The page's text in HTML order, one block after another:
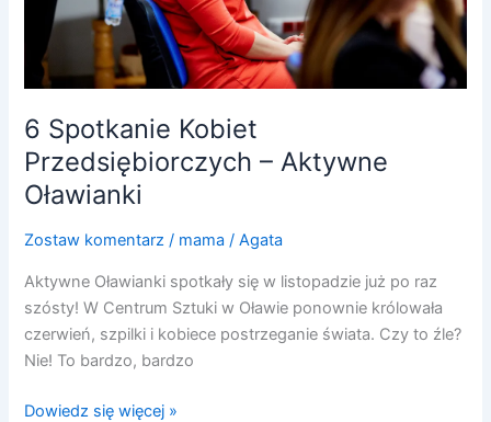
6 Spotkanie Kobiet
Przedsiębiorczych – Aktywne
Oławianki
Zostaw komentarz / mama /Agata
Aktywne Oławianki spotkały się w listopadzie już po raz
szósty! W Centrum Sztuki w Oławie ponownie królowała
czerwień, szpilki i kobiece postrzeganie świata. Czy to źle?
Nie! To bardzo, bardzo
Dowiedz się więcej »